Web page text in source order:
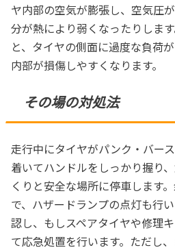
ヤ内部の空気が膨張し、空気圧
分が熱により弱くなったりしま
と、タイヤの側面に過度な負荷
内部が損傷しやすくなります。
その場の対処法
走行中にタイヤがパンク・バー
着いてハンドルをしっかり握り
くりと安全な場所に停車します
で、ハザードランプの点灯も行
認し、もしスペアタイヤや修理
て応急処置を行います。ただし